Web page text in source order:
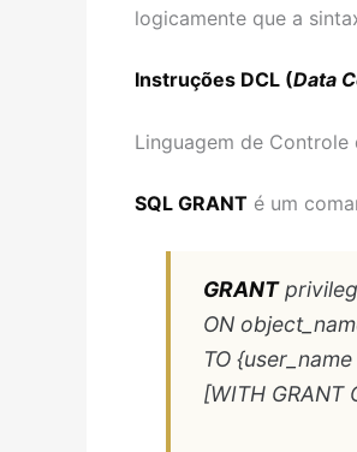
logicamente que a
Instruções DCL (Data
Linguagem de
SQL GRANT é um
GRANT
ON
TO
[WITH GRANT